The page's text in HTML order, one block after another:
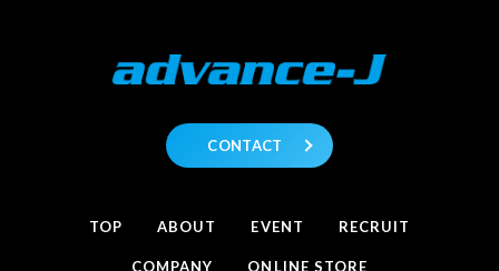
CONTACT
TOP ABOUT EVENT RECRUIT
COMPANY ONLINE STORE